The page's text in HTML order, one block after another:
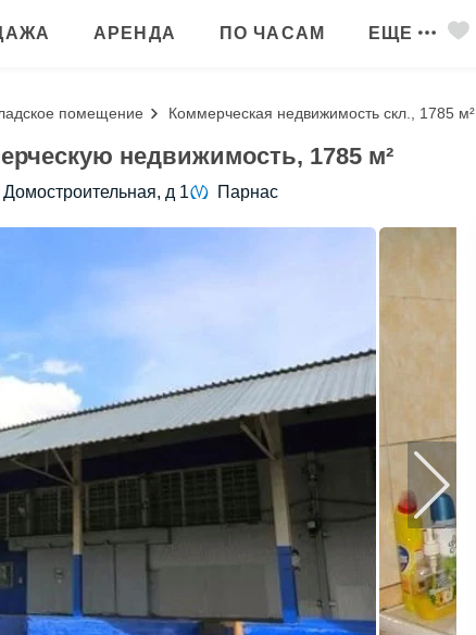
АРЕНДА ПО ЧАСАМ ЕЩЕ
помещение Коммерческая недвижимость скл., 1785 м²
недвижимость, 1785 м²
д 1 Парнас